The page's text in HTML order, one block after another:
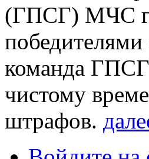
(ГПСГ) МЧС г.
победителями
команда
чистому
штрафов.